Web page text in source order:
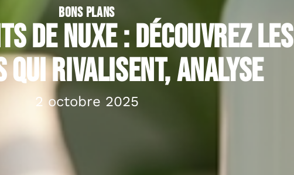
BONS PLANS
de NUXE : découvrez les
qui rivalisent, analyse
2 octobre 2025